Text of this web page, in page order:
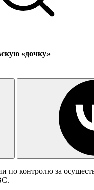
«дочку»
по контролю за